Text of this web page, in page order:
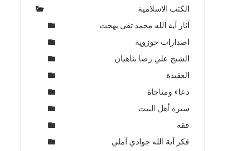
الكتب الاسلامية
آثار آية الله محمد تقي بهجت
اصدارات حوزوية
الشيخ علي رضا بناهيان
العقيدة
دعاء ومناجاة
سيرة أهل البيت
فقه
فكر آية الله جوادي آملي